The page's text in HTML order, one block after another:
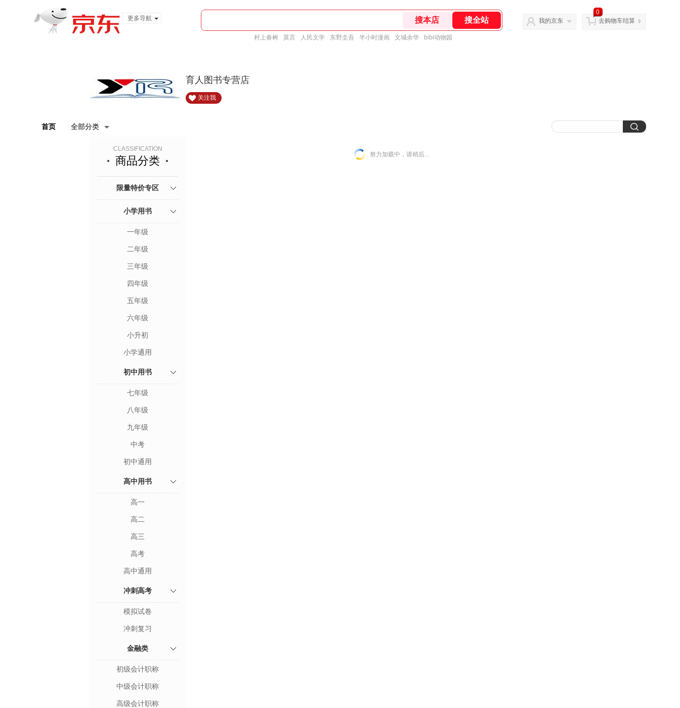
更多导航
村上春树 莫言 人民文学 东野圭吾 半小时漫画 文城余华 bibi动物园
我的京东
0
去购物车结算
育人图书专营店
关注我
首页 全部分类
CLASSIFICATION
商品分类
限量特价专区
小学用书
一年级
二年级
三年级
四年级
五年级
六年级
小升初
小学通用
初中用书
七年级
八年级
九年级
中考
初中通用
高中用书
高一
高二
高三
高考
高中通用
冲刺高考
模拟试卷
冲刺复习
金融类
初级会计职称
中级会计职称
高级会计职称
努力加载中，请稍后...